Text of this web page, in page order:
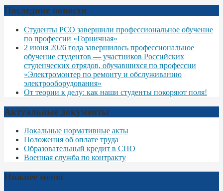
Последние новости
Студенты РСО завершили профессиональное обучение
по профессии «Горничная»
2 июня 2026 года завершилось профессиональное
обучение студентов — участников Российских
студенческих отрядов, обучавшихся по профессии
«Электромонтер по ремонту и обслуживанию
электрооборудования»
От теории к делу: как наши студенты покоряют поля!
Актуальные документы
Локальные нормативные акты
Положения об оплате труда
Образовательный кредит в СПО
Военная служба по контракту
Нижнее меню